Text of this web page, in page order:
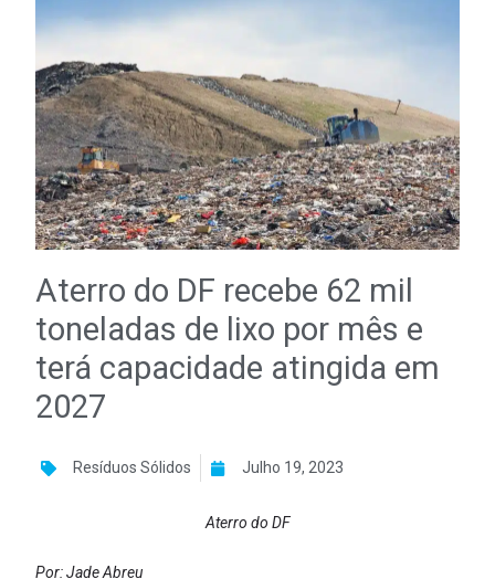
Aterro do DF recebe 62 mil
toneladas de lixo por mês e
terá capacidade atingida em
2027
Resíduos Sólidos Julho 19, 2023
Aterro do DF
Por: Jade Abreu